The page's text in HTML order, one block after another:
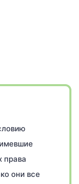
права
они все